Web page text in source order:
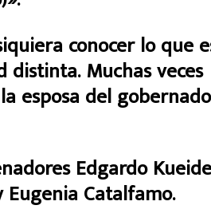
conocer lo que
Muchas veces
esposa del
Edgardo
Eugenia Catalfamo.